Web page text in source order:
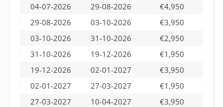
04-07-2026
29-08-2026
€4,950
29-08-2026
03-10-2026
€3,950
03-10-2026
31-10-2026
€2,950
31-10-2026
19-12-2026
€1,950
19-12-2026
02-01-2027
€3,950
02-01-2027
27-03-2027
€1,950
27-03-2027
10-04-2027
€3,950